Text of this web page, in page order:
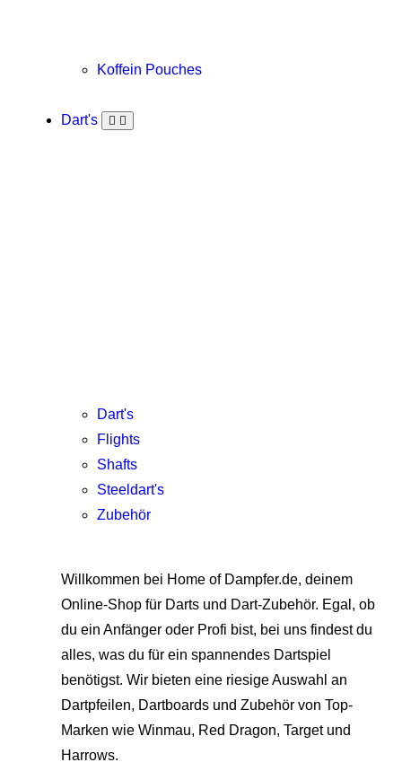
Koffein Pouches
Dart's
Dart's
Flights
Shafts
Steeldart's
Zubehör
Willkommen bei Home of Dampfer.de, deinem
Online-Shop für Darts und Dart-Zubehör. Egal, ob
du ein Anfänger oder Profi bist, bei uns findest du
alles, was du für ein spannendes Dartspiel
benötigst. Wir bieten eine riesige Auswahl an
Dartpfeilen, Dartboards und Zubehör von Top-
Marken wie Winmau, Red Dragon, Target und
Harrows.